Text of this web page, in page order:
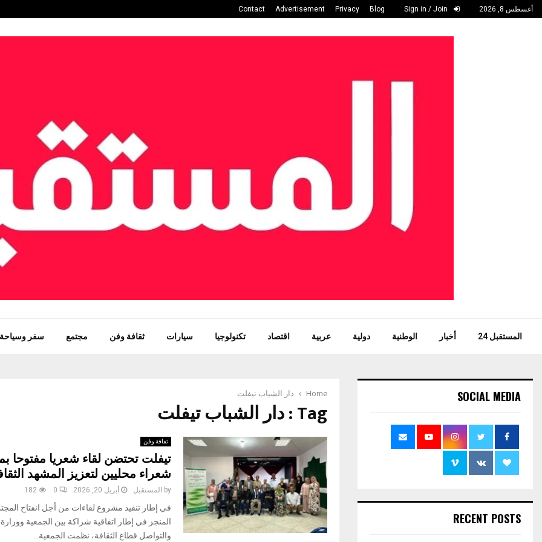
أغسطس 8, 2026 Blog
Privacy
Advertisement
Contact
المستقبل 24 أخبار الوطنية دولية عربية اقتصاد تكنولوجيا سيارات ثقافة وفن مجتمع سفر وسياحة
Home دار الشباب تيفلت
Tag : دار الشباب تيفلت
ثقافة وفن
تيفلت تحتضن لقاء شعريا مفتوحا
شعراء محليين لتعزيز المشهد
by المستقبل أبريل 20, 2026 0
182
في إطار تنفيذ مشروع لقاءات من أجل انفتاح
المنجز في إطار اتفاقية شراكة بين الجمعية ووزارة
والتواصل قطاع الثقافة، نظمت الجمعية...
SOCIAL MEDIA
RECENT POSTS